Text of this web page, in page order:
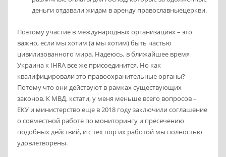
деньги отдавали жидам в аренду православныецеркви.
Поэтому участие в международных организациях – это
важно, если мы хотим (а мы хотим) быть частью
цивилизованного мира. Надеюсь, в ближайшее время
Украина к IHRA все же присоединится. Но как
квалифицировали это правоохранительные органы?
Потому что они действуют в рамках существующих
законов. К МВД, кстати, у меня меньше всего вопросов –
ЕКУ и министерство еще в 2018 году заключили соглашение
о совместной работе по мониторингу и пресечению
подобных действий, и с тех пор их работой мы полностью
удовлетворены.